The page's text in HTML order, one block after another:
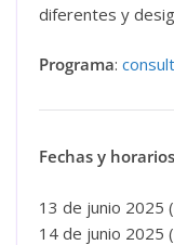
diferentes y
Programa:
Fechas y horarios
13 de junio 2025
14 de junio 2025